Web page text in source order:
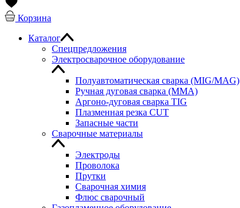
Корзина
Каталог
Спецпредложения
Электросварочное оборудование
Полуавтоматическая сварка (MIG/MAG)
Ручная дуговая сварка (MMA)
Аргоно-дуговая сварка TIG
Плазменная резка CUT
Запасные части
Сварочные материалы
Электроды
Проволока
Прутки
Сварочная химия
Флюс сварочный